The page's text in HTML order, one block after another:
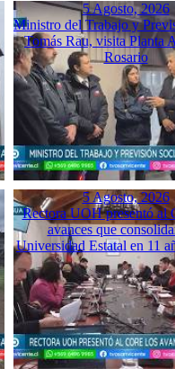
5 Agosto, 2026
Ministro del Trabajo y
Tomás Rau, visita Planta
Rosario
5 Agosto, 2026
Rectora UOH presentó al
avances que
Universidad Estatal en 11